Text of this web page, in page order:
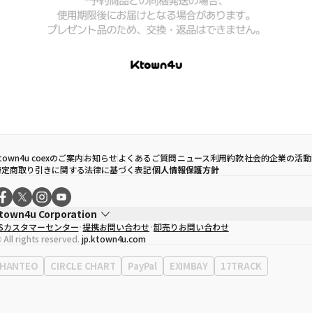
coexのご案内お知らせよくあるご質問ニュース利用約款社会的企業の活動
商取り引きに関する法律に基づく表記個人情報保護方針
Corporation
取締役
ソン・ヒョミン
業者登録番号120-87-71116
0120-23-7523
務所住所
ソウル特別市江南区永東大路513、3階(三成洞、coex)
カスタマーセンター 提携お問い合わせ 卸売りお問い合わせ
rights reserved. jp.ktown4u.com
HANTEO CIRCLE CHART PayPal EXIMBAY 17TRACK